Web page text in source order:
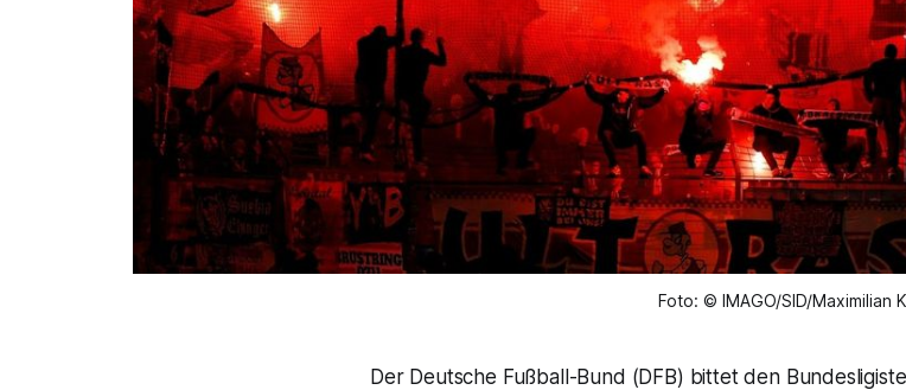
Foto: © IMAGO/SID/Maximilian
Der Deutsche Fußball-Bund (DFB) bittet den